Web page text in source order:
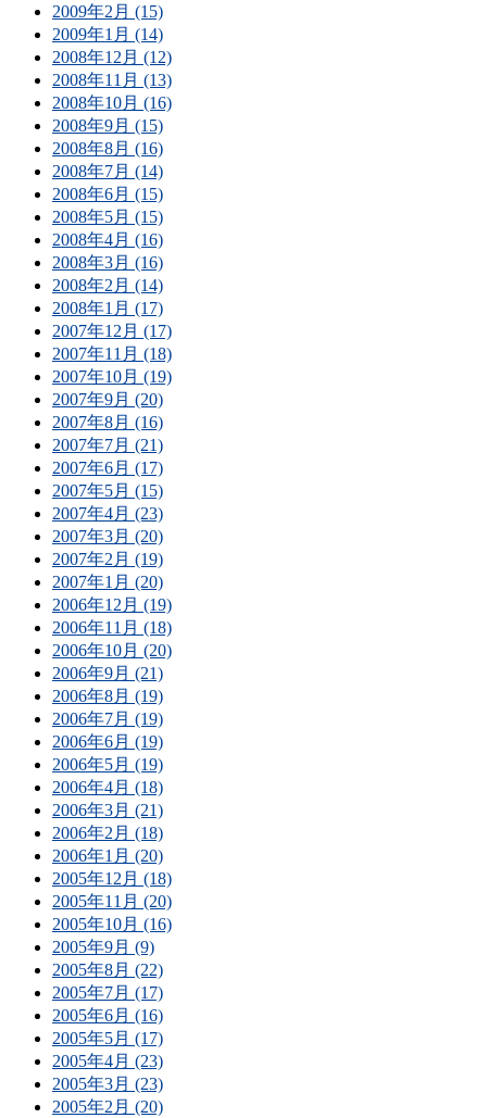
2009年2月 (15)
2009年1月 (14)
2008年12月 (12)
2008年11月 (13)
2008年10月 (16)
2008年9月 (15)
2008年8月 (16)
2008年7月 (14)
2008年6月 (15)
2008年5月 (15)
2008年4月 (16)
2008年3月 (16)
2008年2月 (14)
2008年1月 (17)
2007年12月 (17)
2007年11月 (18)
2007年10月 (19)
2007年9月 (20)
2007年8月 (16)
2007年7月 (21)
2007年6月 (17)
2007年5月 (15)
2007年4月 (23)
2007年3月 (20)
2007年2月 (19)
2007年1月 (20)
2006年12月 (19)
2006年11月 (18)
2006年10月 (20)
2006年9月 (21)
2006年8月 (19)
2006年7月 (19)
2006年6月 (19)
2006年5月 (19)
2006年4月 (18)
2006年3月 (21)
2006年2月 (18)
2006年1月 (20)
2005年12月 (18)
2005年11月 (20)
2005年10月 (16)
2005年9月 (9)
2005年8月 (22)
2005年7月 (17)
2005年6月 (16)
2005年5月 (17)
2005年4月 (23)
2005年3月 (23)
2005年2月 (20)